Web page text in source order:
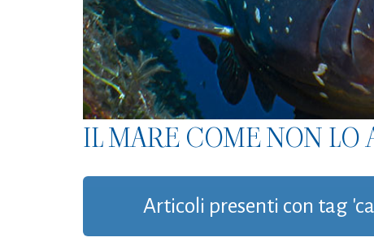
IL MARE COME NON LO
Articoli presenti con tag